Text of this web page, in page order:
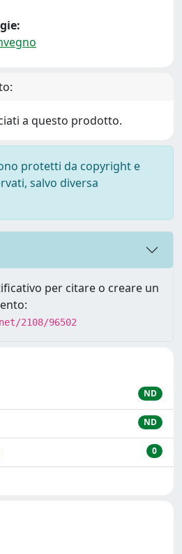
a questo prodotto.
protetti da copyright e
salvo diversa
per citare o creare un
2108/96502
ND
ND
0